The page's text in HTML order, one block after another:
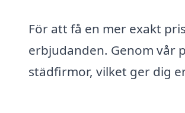
För att få en mer exakt
erbjudanden. Genom vår
städfirmor, vilket ger dig